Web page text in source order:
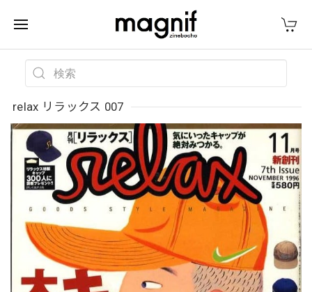
relax リラックス 007